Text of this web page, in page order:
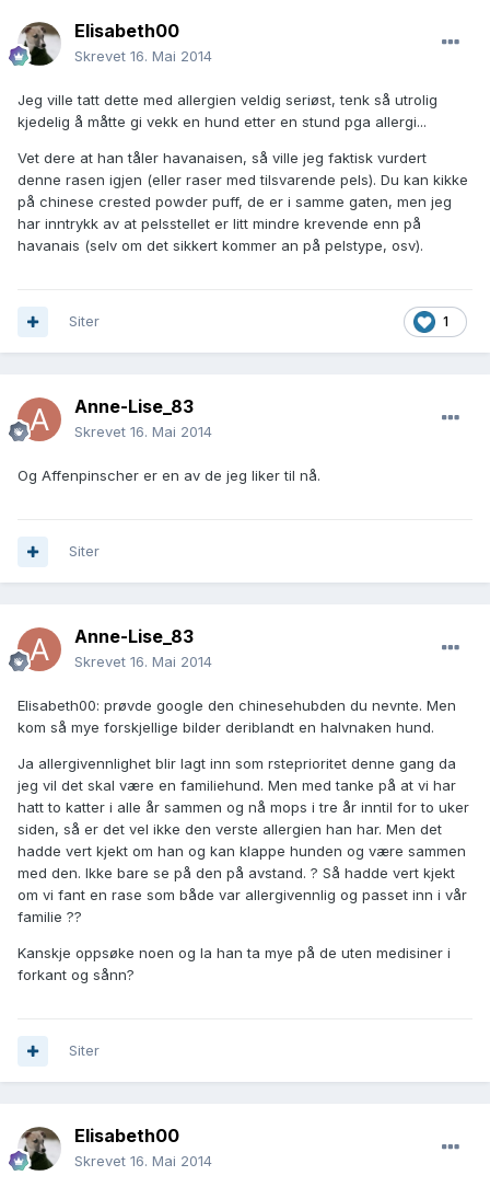
Elisabeth00
Skrevet 16. Mai 2014
Jeg ville tatt dette med allergien veldig seriøst, tenk så utrolig
kjedelig å måtte gi vekk en hund etter en stund pga allergi...
Vet dere at han tåler havanaisen, så ville jeg faktisk vurdert
denne rasen igjen (eller raser med tilsvarende pels). Du kan kikke
på chinese crested powder puff, de er i samme gaten, men jeg
har inntrykk av at pelsstellet er litt mindre krevende enn på
havanais (selv om det sikkert kommer an på pelstype, osv).
1
Siter
Anne-Lise_83
Skrevet 16. Mai 2014
Og Affenpinscher er en av de jeg liker til nå.
Siter
Anne-Lise_83
Skrevet 16. Mai 2014
Elisabeth00: prøvde google den chinesehubden du nevnte. Men
kom så mye forskjellige bilder deriblandt en halvnaken hund.
Ja allergivennlighet blir lagt inn som rsteprioritet denne gang da
jeg vil det skal være en familiehund. Men med tanke på at vi har
hatt to katter i alle år sammen og nå mops i tre år inntil for to uker
siden, så er det vel ikke den verste allergien han har. Men det
hadde vert kjekt om han og kan klappe hunden og være sammen
med den. Ikke bare se på den på avstand. ? Så hadde vert kjekt
om vi fant en rase som både var allergivennlig og passet inn i vår
familie ??
Kanskje oppsøke noen og la han ta mye på de uten medisiner i
forkant og sånn?
Siter
Elisabeth00
Skrevet 16. Mai 2014